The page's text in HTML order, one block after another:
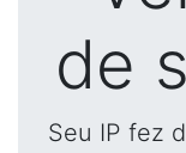
de
Seu IP fez